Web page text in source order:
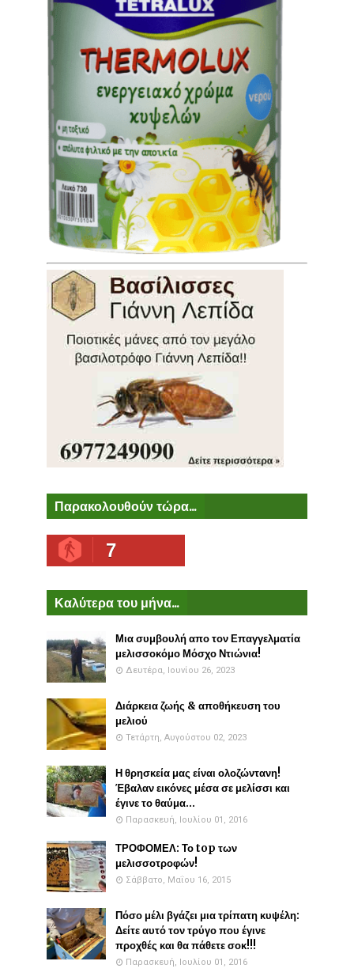
Παρακολουθούν τώρα...
7
Καλύτερα του μήνα...
Μια συμβουλή απο τον Επαγγελματία
μελισσοκόμο Μόσχο Ντιώνια!
Δευτέρα, Ιουνίου 26, 2023
Διάρκεια ζωής & αποθήκευση του
μελιού
Τετάρτη, Αυγούστου 02, 2023
Η θρησκεία μας είναι ολοζώντανη!
Έβαλαν εικόνες μέσα σε μελίσσι και
έγινε το θαύμα...
Παρασκευή, Ιουλίου 01, 2016
ΤΡΟΦΟΜΕΛ: Το top των
μελισσοτροφών!
Σάββατο, Μαΐου 16, 2015
Πόσο μέλι βγάζει μια τρίπατη κυψέλη:
Δείτε αυτό τον τρύγο που έγινε
προχθές και θα πάθετε σοκ!!!
Παρασκευή, Ιουλίου 01, 2016